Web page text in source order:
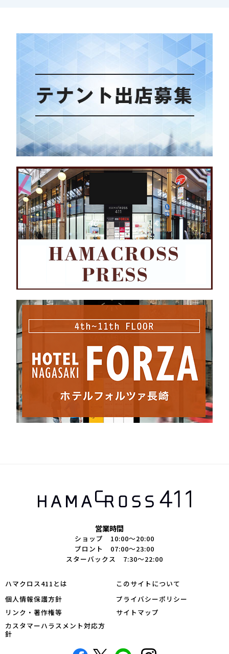
営業時間
ショップ 10:00～20:00
プロント 07:00～23:00
スターバックス 7:30～22:00
ハマクロス411とは
このサイトについて
個人情報保護方針
プライバシーポリシー
リンク・著作権等
サイトマップ
カスタマーハラスメント対応方
針